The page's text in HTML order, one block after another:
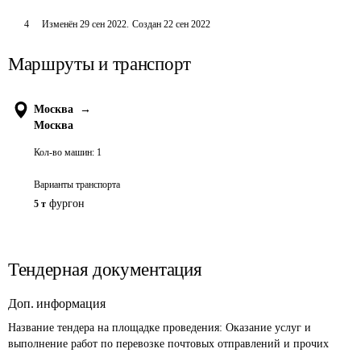
4 Изменён 29 сен 2022. Создан 22 сен 2022
Маршруты и транспорт
Москва
→
Москва
Кол-во машин: 1
Варианты транспорта
5 т фургон
Тендерная документация
Доп. информация
Название тендера на площадке проведения: Оказание услуг и
выполнение работ по перевозке почтовых отправлений и прочих